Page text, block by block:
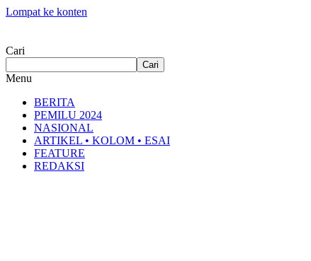
Lompat ke konten
Cari
Cari
Menu
BERITA
PEMILU 2024
NASIONAL
ARTIKEL • KOLOM • ESAI
FEATURE
REDAKSI